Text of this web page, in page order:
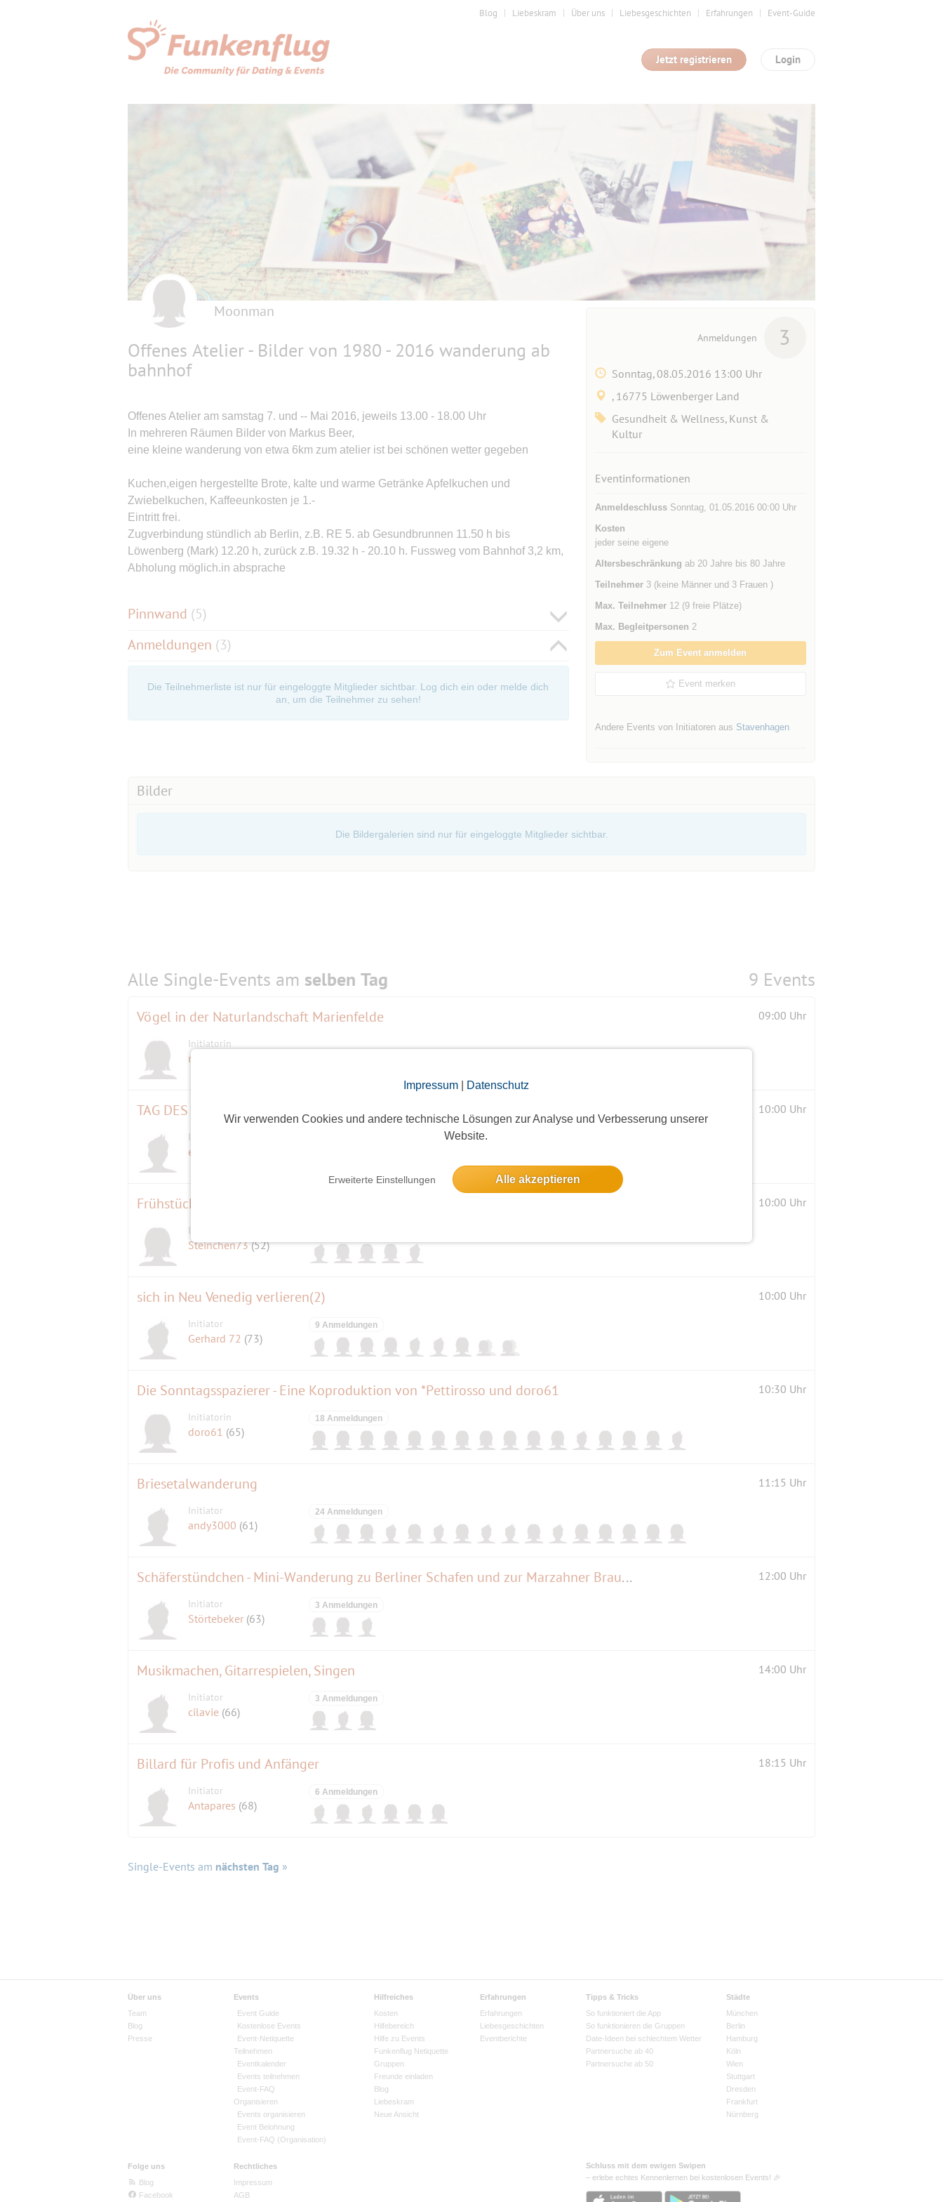
Impressum| Datenschutz
Wir verwenden Cookies und andere technische Lösungen zur Analyse und Verbesserung unserer
Website.
Erweiterte Einstellungen Alle akzeptieren
Blog Liebeskram Über uns Liebesgeschichten Erfahrungen Event-Guide
Login
Jetzt registrieren
Moonman
Offenes Atelier - Bilder von 1980 - 2016 wanderung ab
bahnhof
Offenes Atelier am samstag 7. und -- Mai 2016, jeweils 13.00 - 18.00 Uhr
In mehreren Räumen Bilder von Markus Beer,
eine kleine wanderung von etwa 6km zum atelier ist bei schönen wetter gegeben
Kuchen,eigen hergestellte Brote, kalte und warme Getränke Apfelkuchen und
Zwiebelkuchen, Kaffeeunkosten je 1.-
Eintritt frei.
Zugverbindung stündlich ab Berlin, z.B. RE 5. ab Gesundbrunnen 11.50 h bis
Löwenberg (Mark) 12.20 h, zurück z.B. 19.32 h - 20.10 h. Fussweg vom Bahnhof 3,2 km,
Abholung möglich.in absprache
Pinnwand (5)
Anmeldungen (3)
Die Teilnehmerliste ist nur für eingeloggte Mitglieder sichtbar. Log dich ein oder melde dich
an, um die Teilnehmer zu sehen!
Anmeldungen 3
Sonntag, 08.05.2016 13:00 Uhr
, 16775 Löwenberger Land
Gesundheit & Wellness, Kunst &
Kultur
Eventinformationen
AnmeldeschlussSonntag, 01.05.2016 00:00 Uhr
Kosten
jeder seine eigene
Altersbeschränkung ab 20 Jahre bis 80 Jahre
Teilnehmer3 (keine Männer und 3 Frauen )
Max. Teilnehmer12 (9 freie Plätze)
Max. Begleitpersonen 2
Zum Event anmelden
Event merken
Andere Events von Initiatoren aus Stavenhagen
Bilder
Die Bildergalerien sind nur für eingeloggte Mitglieder sichtbar.
Alle Single-Events am selben Tag 9 Events
Vögel in der Naturlandschaft Marienfelde 09:00 Uhr
Initiatorin
maßliebchen
TAG DES OFFENEN ATELIERS 10:00 Uhr
Initiator
ennos56
Frühstücken und Bummel über'n Weddingmarkt 10:00 Uhr
Initiatorin
Steinchen73(52)
sich in Neu Venedig verlieren(2) 10:00 Uhr
Initiator
Gerhard 72 (73)
9 Anmeldungen
Die Sonntagsspazierer - Eine Koproduktion von *Pettirosso und doro61 10:30 Uhr
Initiatorin
doro61 (65)
18 Anmeldungen
Briesetalwanderung 11:15 Uhr
Initiator
andy3000 (61)
24 Anmeldungen
Schäferstündchen - Mini-Wanderung zu Berliner Schafen und zur Marzahner Brau-Kunst 12:00 Uhr
Initiator
Störtebeker (63)
3 Anmeldungen
Musikmachen, Gitarrespielen, Singen 14:00 Uhr
Initiator
cilavie (66)
3 Anmeldungen
Billard für Profis und Anfänger 18:15 Uhr
Initiator
Antapares (68)
6 Anmeldungen
Single-Events am nächsten Tag »
Über uns
Team
Blog
Presse
Events
Event Guide
Kostenlose Events
Event-Netiquette
Teilnehmen
Eventkalender
Events teilnehmen
Event-FAQ
Organisieren
Events organisieren
Event Belohnung
Event-FAQ (Organisation)
Hilfreiches
Kosten
Hilfebereich
Hilfe zu Events
Funkenflug Netiquette
Gruppen
Freunde einladen
Blog
Liebeskram
Neue Ansicht
Erfahrungen
Erfahrungen
Liebesgeschichten
Eventberichte
Tipps & Tricks
So funktioniert die App
So funktionieren die Gruppen
Date-Ideen bei schlechtem Wetter
Partnersuche ab 40
Partnersuche ab 50
Städte
München
Berlin
Hamburg
Köln
Wien
Stuttgart
Dresden
Frankfurt
Nürnberg
Folge uns
Blog
Facebook
Rechtliches
Impressum
AGB
Schluss mit dem ewigen Swipen
– erlebe echtes Kennenlernen bei kostenlosen Events! 🎉